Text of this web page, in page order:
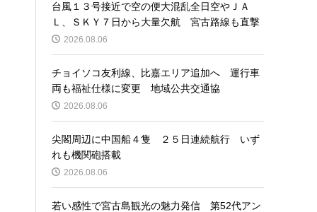
台風１３号接近で空の便大混乱全日空やＪＡ
Ｌ、ＳＫＹ７日から大量欠航 宮古路線も直撃
2026.08.06
チョイソコ友利線、比嘉エリア追加へ 運行車
両も福祉仕様に変更 地域公共交通協
2026.08.06
尖閣周辺に中国船４隻 ２５日連続航行 いず
れも機関砲搭載
2026.08.06
若い感性で宮古島観光の魅力発信 第52代アン